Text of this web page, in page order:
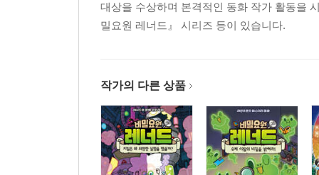
대상을 수상하며 본격적인 동화 작가 활동을
밀요원 레너드』 시리즈 등이 있습니다.
작가의 다른 상품